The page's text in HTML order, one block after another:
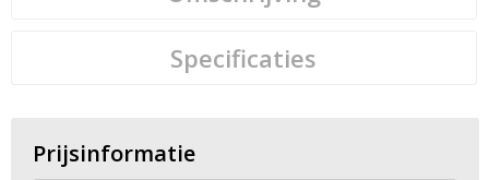
Specificaties
Prijsinformatie